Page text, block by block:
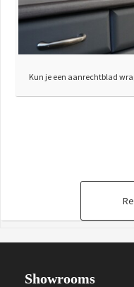
Kun je een aanrechtblad
Showrooms